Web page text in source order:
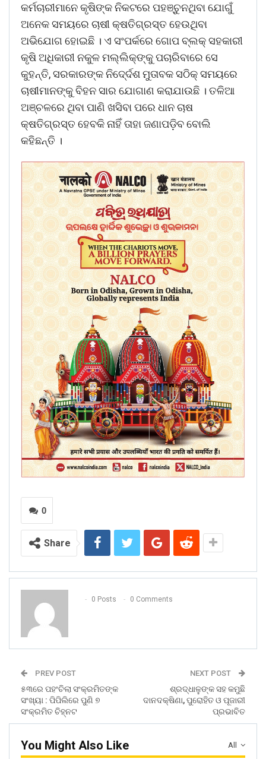
କର୍ମଚାରୀମାନେ କୃଷିଙ୍କ ନିକଟରେ ପହଞ୍ଚୁନଥିବା ଯୋଗୁଁ
ଅନେକ ସମୟରେ ଚାଷୀ କ୍ଷତିଗ୍ରସ୍ତ ହେଉଥିବା
ଅଭିଯୋଗ ହୋଇଛି । ଏ ସଂପର୍କରେ ଗୋପ ବ୍ଲକ୍ ସହକାରୀ
କୃଷି ଅଧିକାରୀ ନକୁଳ ମଲ୍ଲିକ୍ଙ୍କୁ ପଚାରିବାରେ ସେ
କୁହନ୍ତି, ସରକାରଙ୍କ ନିଦେ୍ର୍ଦଶ ମୁତାବକ ସଠିକ୍ ସମୟରେ
ଚାଷୀମାନଙ୍କୁ ବିହନ ସାର ଯୋଗାଣ କରାଯାଉଛି । ତଳିଆ
ଅଞ୍ଚଳରେ ଥିବା ପାଣି ଖସିବା ପରେ ଧାନ ଚାଷ
କ୍ଷତିଗ୍ରସ୍ତ ହେବକି ନାହିଁ ତାହା ଜଣାପଡ଼ିବ ବୋଲି
କହିଛନ୍ତି ।
0
Share
0 Posts 0 Comments
PREV POST
୫୩ରେ ପହଂଚିଲା ସଂକ୍ରମିତଙ୍କ
ସଂଖ୍ୟା : ପିପିଲିରେ ପୁଣି ୭
ସଂକ୍ରମିତ ଚିହ୍ନଟ
NEXT POST
ଶ୍ରଦ୍ଧାଳୁଙ୍କ ସହ କମୁଛି
ଦାନଦକ୍ଷିଣା, ପୁରୋହିତ ଓ ପୂଜାରୀ
ପ୍ରଭାବିତ
All
You Might Also Like